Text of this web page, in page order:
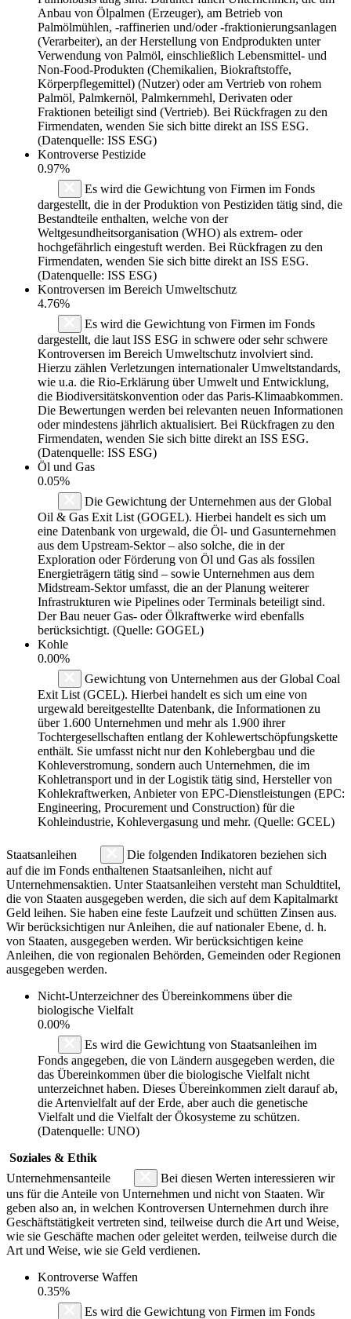
Anbau von Ölpalmen (Erzeuger), am Betrieb von
Palmölmühlen, -raffinerien und/oder -fraktionierungsanlagen
(Verarbeiter), an der Herstellung von Endprodukten unter
Verwendung von Palmöl, einschließlich Lebensmittel- und
Non-Food-Produkten (Chemikalien, Biokraftstoffe,
Körperpflegemittel) (Nutzer) oder am Vertrieb von rohem
Palmöl, Palmkernöl, Palmkernmehl, Derivaten oder
Fraktionen beteiligt sind (Vertrieb). Bei Rückfragen zu den
Firmendaten, wenden Sie sich bitte direkt an ISS ESG.
(Datenquelle: ISS ESG)
Kontroverse Pestizide
0.97%
Es wird die Gewichtung von Firmen im Fonds
dargestellt, die in der Produktion von Pestiziden tätig sind, die
Bestandteile enthalten, welche von der
Weltgesundheitsorganisation (WHO) als extrem- oder
hochgefährlich eingestuft werden. Bei Rückfragen zu den
Firmendaten, wenden Sie sich bitte direkt an ISS ESG.
(Datenquelle: ISS ESG)
Kontroversen im Bereich Umweltschutz
4.76%
Es wird die Gewichtung von Firmen im Fonds
dargestellt, die laut ISS ESG in schwere oder sehr schwere
Kontroversen im Bereich Umweltschutz involviert sind.
Hierzu zählen Verletzungen internationaler Umweltstandards,
wie u.a. die Rio-Erklärung über Umwelt und Entwicklung,
die Biodiversitätskonvention oder das Paris-Klimaabkommen.
Die Bewertungen werden bei relevanten neuen Informationen
oder mindestens jährlich aktualisiert. Bei Rückfragen zu den
Firmendaten, wenden Sie sich bitte direkt an ISS ESG.
(Datenquelle: ISS ESG)
Öl und Gas
0.05%
Die Gewichtung der Unternehmen aus der Global
Oil & Gas Exit List (GOGEL). Hierbei handelt es sich um
eine Datenbank von urgewald, die Öl- und Gasunternehmen
aus dem Upstream-Sektor – also solche, die in der
Exploration oder Förderung von Öl und Gas als fossilen
Energieträgern tätig sind – sowie Unternehmen aus dem
Midstream-Sektor umfasst, die an der Planung weiterer
Infrastrukturen wie Pipelines oder Terminals beteiligt sind.
Der Bau neuer Gas- oder Ölkraftwerke wird ebenfalls
berücksichtigt. (Quelle: GOGEL)
Kohle
0.00%
Gewichtung von Unternehmen aus der Global Coal
Exit List (GCEL). Hierbei handelt es sich um eine von
urgewald bereitgestellte Datenbank, die Informationen zu
über 1.600 Unternehmen und mehr als 1.900 ihrer
Tochtergesellschaften entlang der Kohlewertschöpfungskette
enthält. Sie umfasst nicht nur den Kohlebergbau und die
Kohleverstromung, sondern auch Unternehmen, die im
Kohletransport und in der Logistik tätig sind, Hersteller von
Kohlekraftwerken, Anbieter von EPC-Dienstleistungen (EPC:
Engineering, Procurement und Construction) für die
Kohleindustrie, Kohlevergasung und mehr. (Quelle: GCEL)
Staatsanleihen
Die folgenden Indikatoren beziehen sich
auf die im Fonds enthaltenen Staatsanleihen, nicht auf
Unternehmensaktien. Unter Staatsanleihen versteht man Schuldtitel,
die von Staaten ausgegeben werden, die sich auf dem Kapitalmarkt
Geld leihen. Sie haben eine feste Laufzeit und schütten Zinsen aus.
Wir berücksichtigen nur Anleihen, die auf nationaler Ebene, d. h.
von Staaten, ausgegeben werden. Wir berücksichtigen keine
Anleihen, die von regionalen Behörden, Gemeinden oder Regionen
ausgegeben werden.
Nicht-Unterzeichner des Übereinkommens über die
biologische Vielfalt
0.00%
Es wird die Gewichtung von Staatsanleihen im
Fonds angegeben, die von Ländern ausgegeben werden, die
das Übereinkommen über die biologische Vielfalt nicht
unterzeichnet haben. Dieses Übereinkommen zielt darauf ab,
die Artenvielfalt auf der Erde, aber auch die genetische
Vielfalt und die Vielfalt der Ökosysteme zu schützen.
(Datenquelle: UNO)
Soziales & Ethik
Unternehmensanteile
Bei diesen Werten interessieren wir
uns für die Anteile von Unternehmen und nicht von Staaten. Wir
geben also an, in welchen Kontroversen Unternehmen durch ihre
Geschäftstätigkeit vertreten sind, teilweise durch die Art und Weise,
wie sie Geschäfte machen oder geleitet werden, teilweise durch die
Art und Weise, wie sie Geld verdienen.
Kontroverse Waffen
0.35%
Es wird die Gewichtung von Firmen im Fonds